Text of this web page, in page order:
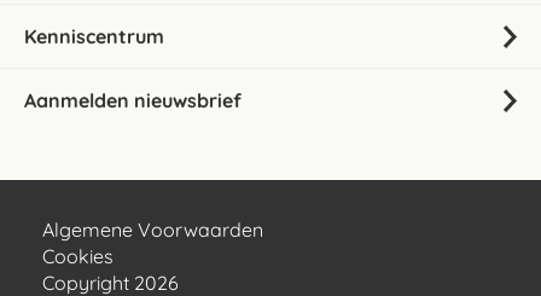
Kenniscentrum
Aanmelden nieuwsbrief
Algemene Voorwaarden
Cookies
Copyright 2026